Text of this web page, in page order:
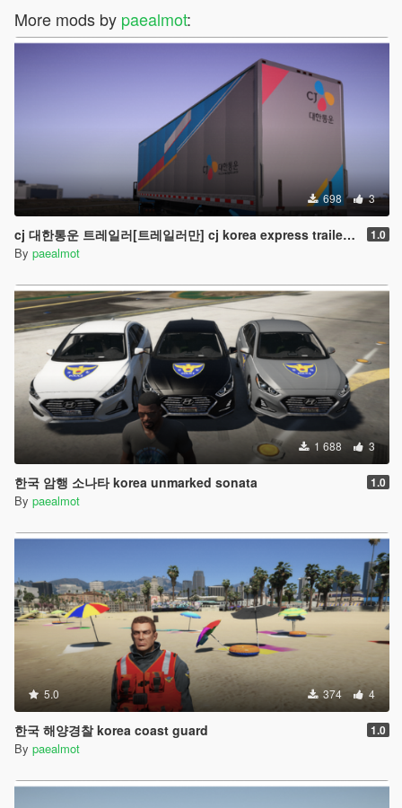
More mods by paealmot:
698 3
cj 대한통운 트레일러[트레일러만] cj korea express trailer[ONLY TRAILER] 1.0
By paealmot
1 688 3
한국 암행 소나타 korea unmarked sonata 1.0
By paealmot
5.0 374 4
한국 해양경찰 korea coast guard 1.0
By paealmot